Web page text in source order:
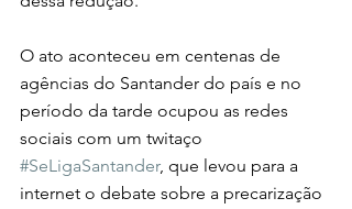
O ato aconteceu em centenas de
agências do Santander do país e no
período da tarde ocupou as redes
sociais com um twitaço
#SeLigaSantander, que levou para a
internet o debate sobre a precarização